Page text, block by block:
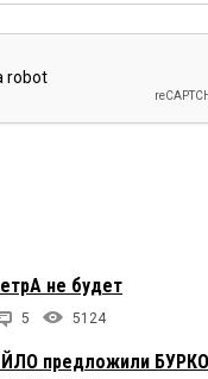
не будет
5 5124
предложили